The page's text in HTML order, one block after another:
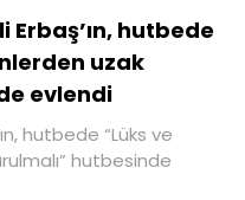
Erbaş’ın, hutbede
uzak
evlendi
hutbede “Lüks ve
hutbesinde